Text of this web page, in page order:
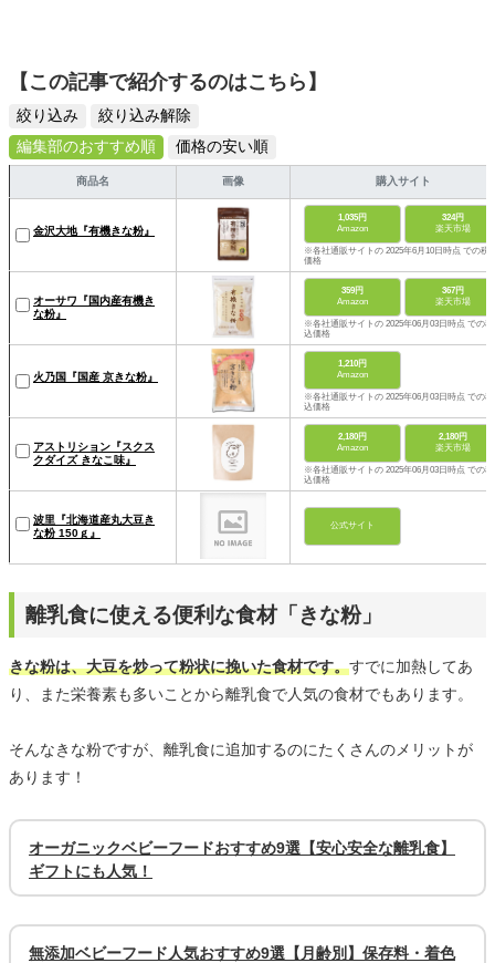
【この記事で紹介するのはこちら】
絞り込み
絞り込み解除
編集部のおすすめ順
価格の安い順
商品名 画像 購入サイト
金沢大地『有機きな粉』
1,035円
Amazon
324円
楽天市場
※各社通販サイトの 2025年6月10日時点 での税
価格
オーサワ『国内産有機き
な粉』
359円
Amazon
367円
楽天市場
※各社通販サイトの 2025年06月03日時点 での税
込価格
火乃国『国産 京きな粉』
1,210円
Amazon
※各社通販サイトの 2025年06月03日時点 での税
込価格
アストリション『スクス
クダイズ きなこ味』
2,180円
Amazon
2,180円
楽天市場
※各社通販サイトの 2025年06月03日時点 での税
込価格
波里『北海道産丸大豆き
な粉 150ｇ』
公式サイト
離乳食に使える便利な食材「きな粉」
きな粉は、大豆を炒って粉状に挽いた食材です。すでに加熱してあ
り、また栄養素も多いことから離乳食で人気の食材でもあります。
そんなきな粉ですが、離乳食に追加するのにたくさんのメリットが
あります！
オーガニックベビーフードおすすめ9選【安心安全な離乳食】
ギフトにも人気！
無添加ベビーフード人気おすすめ9選【月齢別】保存料・着色